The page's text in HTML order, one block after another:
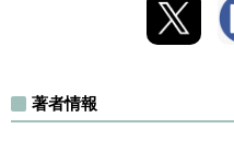
著者情報